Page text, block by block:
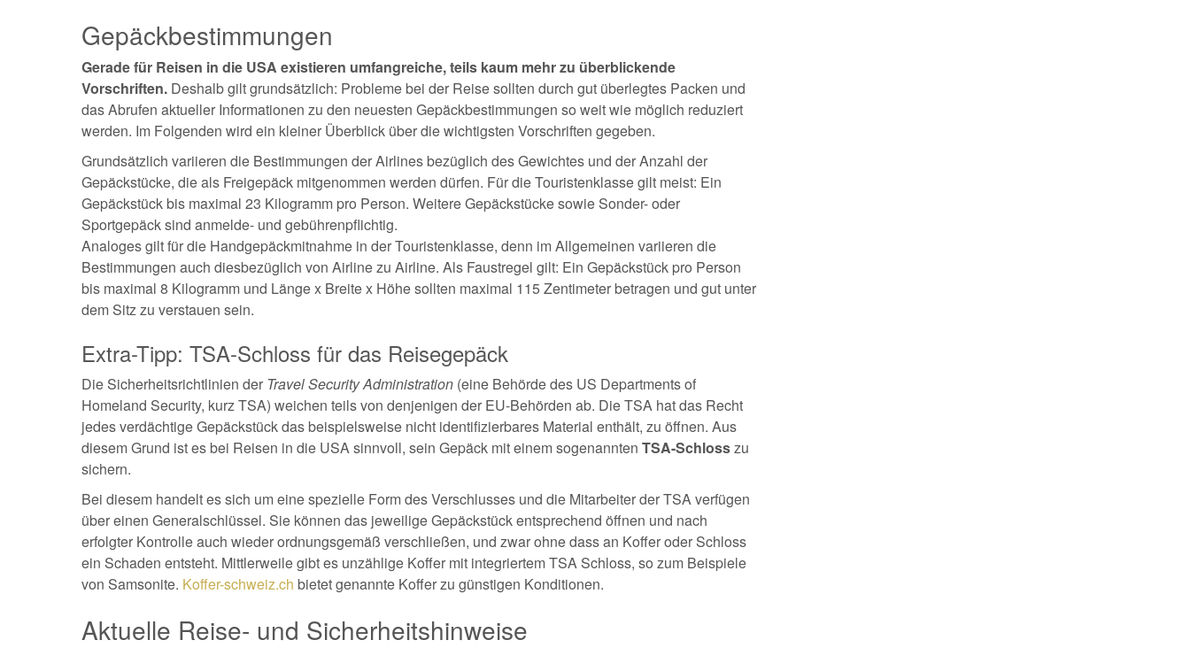
Gepäckbestimmungen
Gerade für Reisen in die USA existieren umfangreiche, teils kaum mehr zu überblickende
Vorschriften. Deshalb gilt grundsätzlich: Probleme bei der Reise sollten durch gut überlegtes Packen und
das Abrufen aktueller Informationen zu den neuesten Gepäckbestimmungen so weit wie möglich reduziert
werden. Im Folgenden wird ein kleiner Überblick über die wichtigsten Vorschriften gegeben.
Grundsätzlich variieren die Bestimmungen der Airlines bezüglich des Gewichtes und der Anzahl der
Gepäckstücke, die als Freigepäck mitgenommen werden dürfen. Für die Touristenklasse gilt meist: Ein
Gepäckstück bis maximal 23 Kilogramm pro Person. Weitere Gepäckstücke sowie Sonder- oder
Sportgepäck sind anmelde- und gebührenpflichtig.
Analoges gilt für die Handgepäckmitnahme in der Touristenklasse, denn im Allgemeinen variieren die
Bestimmungen auch diesbezüglich von Airline zu Airline. Als Faustregel gilt: Ein Gepäckstück pro Person
bis maximal 8 Kilogramm und Länge x Breite x Höhe sollten maximal 115 Zentimeter betragen und gut unter
dem Sitz zu verstauen sein.
Extra-Tipp: TSA-Schloss für das Reisegepäck
Die Sicherheitsrichtlinien der Travel Security Administration (eine Behörde des US Departments of
Homeland Security, kurz TSA) weichen teils von denjenigen der EU-Behörden ab. Die TSA hat das Recht
jedes verdächtige Gepäckstück das beispielsweise nicht identifizierbares Material enthält, zu öffnen. Aus
diesem Grund ist es bei Reisen in die USA sinnvoll, sein Gepäck mit einem sogenannten TSA-Schlosszu
sichern.
Bei diesem handelt es sich um eine spezielle Form des Verschlusses und die Mitarbeiter der TSA verfügen
über einen Generalschlüssel. Sie können das jeweilige Gepäckstück entsprechend öffnen und nach
erfolgter Kontrolle auch wieder ordnungsgemäß verschließen, und zwar ohne dass an Koffer oder Schloss
ein Schaden entsteht. Mittlerweile gibt es unzählige Koffer mit integriertem TSA Schloss, so zum Beispiele
von Samsonite. Koffer-schweiz.ch bietet genannte Koffer zu günstigen Konditionen.
Aktuelle Reise- und Sicherheitshinweise